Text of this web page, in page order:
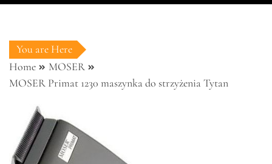
You are Here
Home
MOSER
MOSER Primat 1230 maszynka do strzyżenia Tytan